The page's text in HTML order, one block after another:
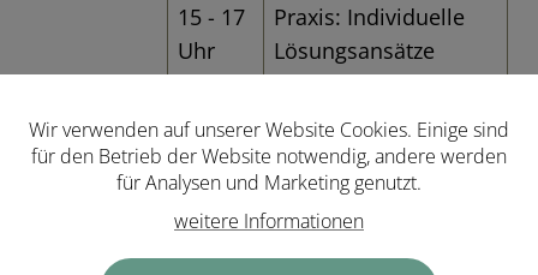
15 - 17
Uhr
Praxis: Individuelle
Lösungsansätze
ab
19.00
Gemeinsames
Abendessen
Donnerstag
ab
Frühstück, offene
Wir verwenden auf unserer Website Cookies. Einige sind
für den Betrieb der Website notwendig, andere werden
für Analysen und Marketing genutzt.
weitere Informationen